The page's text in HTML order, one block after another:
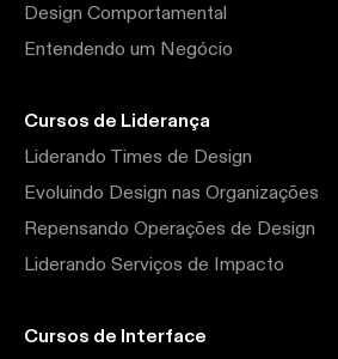
Design Comportamental
Entendendo um Negócio
Cursos de Liderança
Liderando Times de Design
Evoluindo Design nas Organizações
Repensando Operações de Design
Liderando Serviços de Impacto
Cursos de Interface